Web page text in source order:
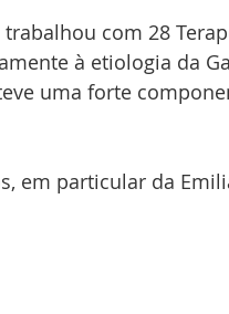
com 28
à etiologia da
uma forte
em particular da